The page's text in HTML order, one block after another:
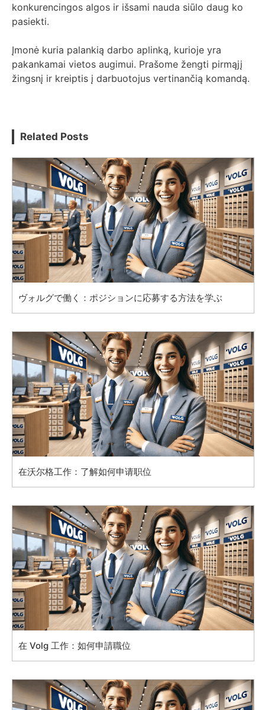
konkurencingos algos ir išsami nauda siūlo daug ko
pasiekti.
Įmonė kuria palankią darbo aplinką, kurioje yra
pakankamai vietos augimui. Prašome žengti pirmąjį
žingsnį ir kreiptis į darbuotojus vertinančią komandą.
Related Posts
ヴォルグで働く：ポジションに応募する方法を学ぶ
在沃尔格工作：了解如何申请职位
在 Volg 工作：如何申請職位